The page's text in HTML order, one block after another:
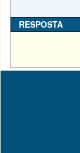
RESPOSTA